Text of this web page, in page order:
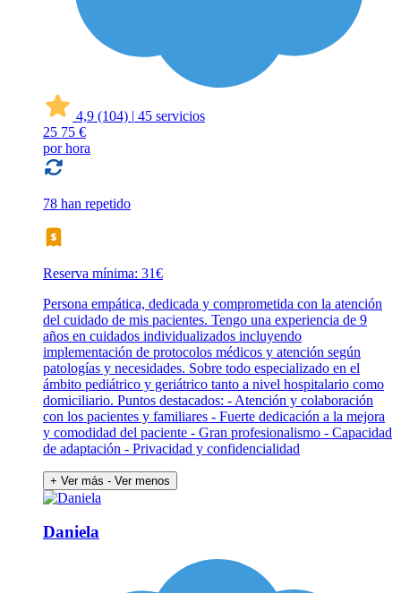
4,9 (104) | 45 servicios
25 75 €
por hora
78 han repetido
Reserva mínima: 31€
Persona empática, dedicada y comprometida con la atención
del cuidado de mis pacientes. Tengo una experiencia de 9
años en cuidados individualizados incluyendo
implementación de protocolos médicos y atención según
patologías y necesidades. Sobre todo especializado en el
ámbito pediátrico y geriátrico tanto a nivel hospitalario como
domiciliario. Puntos destacados: - Atención y colaboración
con los pacientes y familiares - Fuerte dedicación a la mejora
y comodidad del paciente - Gran profesionalismo - Capacidad
de adaptación - Privacidad y confidencialidad
+ Ver más - Ver menos
Daniela